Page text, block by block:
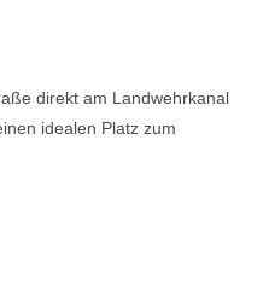
direkt am Landwehrkanal
idealen Platz zum